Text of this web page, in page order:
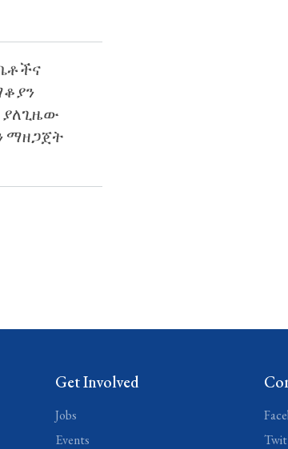
ማዘጋጀት
Get Involved
Jobs
Events